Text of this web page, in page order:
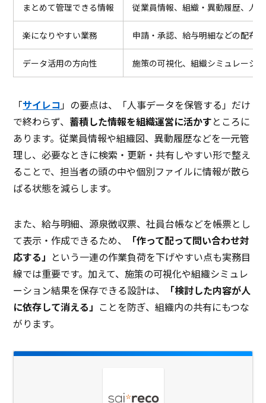
まとめて管理できる情報 従業員情報、組織・異動履歴、人
楽になりやすい業務 申請・承認、給与明細などの配布
データ活用の方向性 施策の可視化、組織シミュレーシ
「サイレコ」の要点は、「人事データを保管する」だけ
で終わらず、 蓄積した情報を組織運営に活かすところに
あります。従業員情報や組織図、異動履歴などを一元管
理し、必要なときに検索・更新・共有しやすい形で整え
ることで、担当者の頭の中や個別ファイルに情報が散ら
ばる状態を減らします。
また、給与明細、源泉徴収票、社員台帳などを帳票とし
て表示・作成できるため、
「作って配って問い合わせ対
応する」 という一連の作業負荷を下げやすい点も実務目
線では重要です。加えて、施策の可視化や組織シミュレ
ーション結果を保存できる設計は、
「検討した内容が人
に依存して消える」 ことを防ぎ、組織内の共有にもつな
がります。